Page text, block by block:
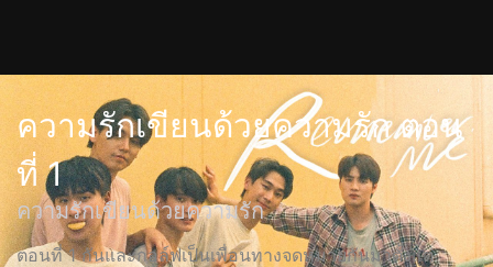
ความรักเขียนด้วยความรัก ตอน
ที่ 1
ความรักเขียนด้วยความรัก
ตอนที่ 1 กันและกอล์ฟเป็นเพื่อนทางจดหมายกันมาตั้งแต่